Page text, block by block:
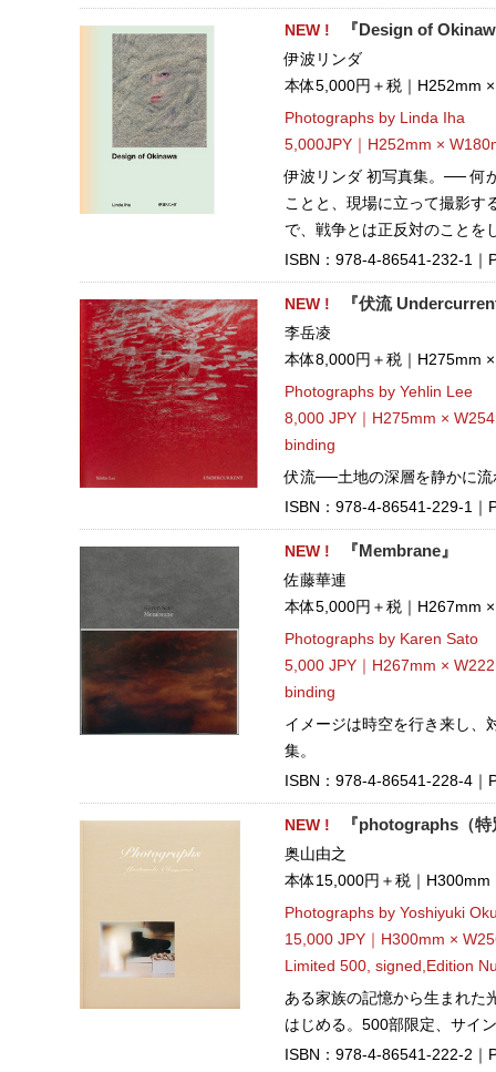
NEW ! 『Design of
伊波リンダ
本体5,000円＋税｜H252mm
Photographs by Linda Iha
5,000JPY｜H252mm ×
伊波リンダ 初写真集。── 何
ことと、現場に立って撮影す
で、戦争とは正反対のことを
ISBN：978-4-86541-232-1
NEW ! 『伏流
李岳凌
本体8,000円＋税｜H275mm
Photographs by Yehlin Lee
8,000 JPY｜H275mm ×
binding
伏流──土地の深層を静かに
ISBN：978-4-86541-229-1
NEW ! 『Membrane』
佐藤華連
本体5,000円＋税｜H267mm
Photographs by Karen Sato
5,000 JPY｜H267mm ×
binding
イメージは時空を行き来し、
集。
ISBN：978-4-86541-228-4
NEW ! 『photographs（
奥山由之
本体15,000円＋税｜
Photographs by Yoshiyuki
15,000 JPY｜H300mm ×
Limited 500, signed,Edition
ある家族の記憶から生まれた
はじめる。500部限定、サイ
ISBN：978-4-86541-222-2